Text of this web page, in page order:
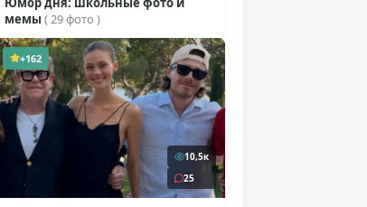
мемы ( 29 фото )
+162
10,5к
25